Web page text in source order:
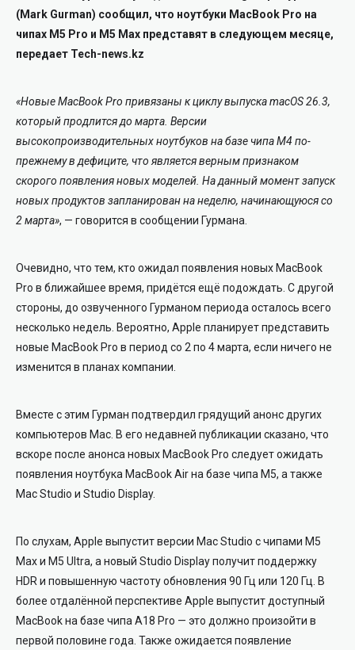
(Mark Gurman) сообщил, что ноутбуки MacBook Pro на
чипах M5 Pro и M5 Max представят в следующем месяце,
передает Tech-news.kz
«Новые MacBook Pro привязаны к циклу выпуска macOS 26.3,
который продлится до марта. Версии
высокопроизводительных ноутбуков на базе чипа M4 по-
прежнему в дефиците, что является верным признаком
скорого появления новых моделей. На данный момент запуск
новых продуктов запланирован на неделю, начинающуюся со
2 марта», — говорится в сообщении Гурмана.
Очевидно, что тем, кто ожидал появления новых MacBook
Pro в ближайшее время, придётся ещё подождать. С другой
стороны, до озвученного Гурманом периода осталось всего
несколько недель. Вероятно, Apple планирует представить
новые MacBook Pro в период со 2 по 4 марта, если ничего не
изменится в планах компании.
Вместе с этим Гурман подтвердил грядущий анонс других
компьютеров Mac. В его недавней публикации сказано, что
вскоре после анонса новых MacBook Pro следует ожидать
появления ноутбука MacBook Air на базе чипа M5, а также
Mac Studio и Studio Display.
По слухам, Apple выпустит версии Mac Studio с чипами M5
Max и M5 Ultra, а новый Studio Display получит поддержку
HDR и повышенную частоту обновления 90 Гц или 120 Гц. В
более отдалённой перспективе Apple выпустит доступный
MacBook на базе чипа A18 Pro — это должно произойти в
первой половине года. Также ожидается появление